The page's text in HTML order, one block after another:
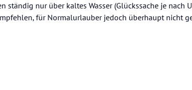
ständig nur über kaltes Wasser (Glückssache je nach
für Normalurlauber jedoch überhaupt nicht